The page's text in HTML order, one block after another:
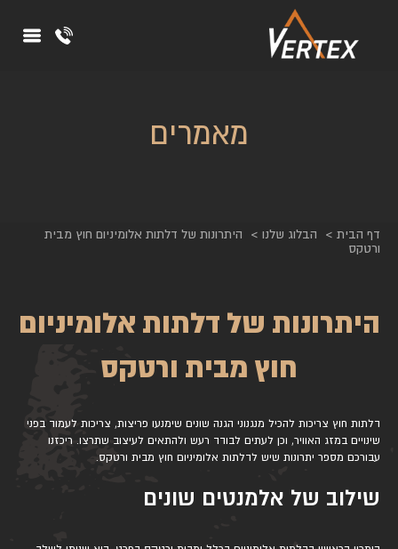
מאמרים
דף הבית הבלוג שלנו
היתרונות של דלתות אלומיניום חוץ מבית
ורטקס
היתרונות של דלתות אלומיניום
חוץ מבית ורטקס
דלתות חוץ צריכות להכיל מנגנוני הגנה שונים שימנעו פריצות, צריכות לעמוד בפני
שינויים במזג האוויר, וכן לעתים לבודד רעש ולהתאים לעיצוב שתרצו. ריכזנו
עבורכם מספר יתרונות שיש לדלתות אלומיניום חוץ מבית ורטקס.
שילוב של אלמנטים שונים